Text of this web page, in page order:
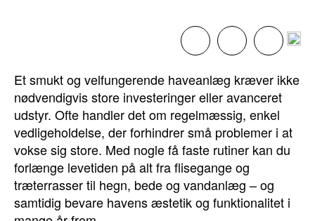
Et smukt og velfungerende haveanlæg kræver ikke
nødvendigvis store investeringer eller avanceret
udstyr. Ofte handler det om regelmæssig, enkel
vedligeholdelse, der forhindrer små problemer i at
vokse sig store. Med nogle få faste rutiner kan du
forlænge levetiden på alt fra flisegange og
træterrasser til hegn, bede og vandanlæg – og
samtidig bevare havens æstetik og funktionalitet i